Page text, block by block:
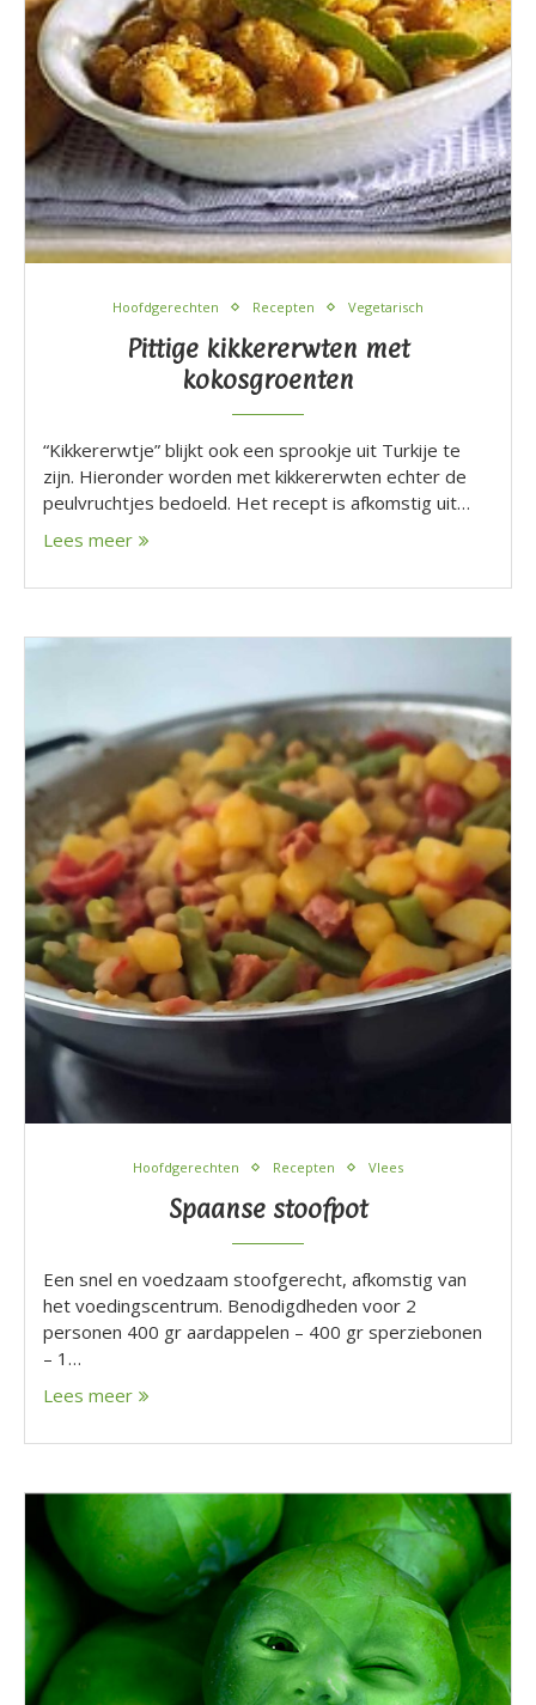
Hoofdgerechten Recepten Vegetarisch
Pittige kikkererwten met
kokosgroenten
“Kikkererwtje” blijkt ook een sprookje uit Turkije te
zijn. Hieronder worden met kikkererwten echter de
peulvruchtjes bedoeld. Het recept is afkomstig uit…
Lees meer
Hoofdgerechten Recepten Vlees
Spaanse stoofpot
Een snel en voedzaam stoofgerecht, afkomstig van
het voedingscentrum. Benodigdheden voor 2
personen 400 gr aardappelen – 400 gr sperziebonen
– 1…
Lees meer